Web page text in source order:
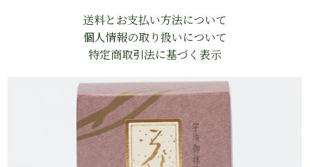
送料とお支払い方法について
個人情報の取り扱いについて
特定商取引法に基づく表示